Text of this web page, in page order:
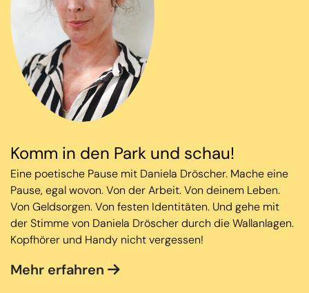
Komm in den Park und schau!
Eine poetische Pause mit Daniela Dröscher. Mache eine
Pause, egal wovon. Von der Arbeit. Von deinem Leben.
Von Geldsorgen. Von festen Identitäten. Und gehe mit
der Stimme von Daniela Dröscher durch die Wallanlagen.
Kopfhörer und Handy nicht vergessen!
Mehr erfahren